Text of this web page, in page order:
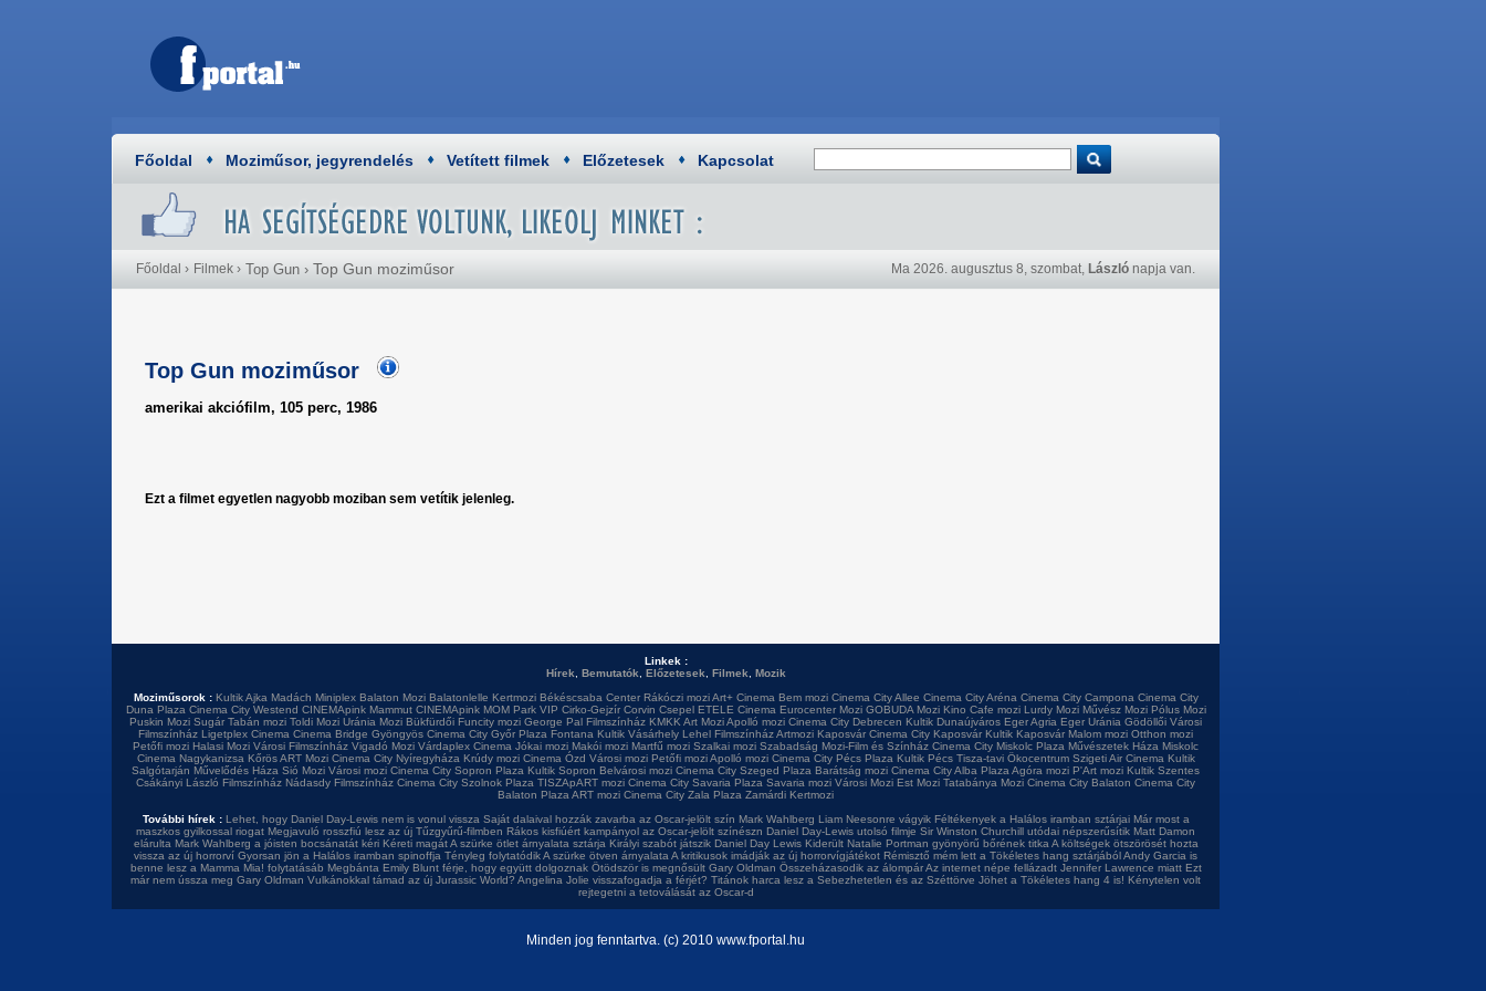
Főoldal Moziműsor, jegyrendelés Vetített filmek Előzetesek Kapcsolat
Főoldal › Filmek › Top Gun › Top Gun moziműsor Ma 2026. augusztus 8, szombat, László napja van.
Top Gun moziműsor
amerikai akciófilm, 105 perc, 1986
Ezt a filmet egyetlen nagyobb moziban sem vetítik jelenleg.
Linkek :
Hírek
Bemutatók Előzetesek Filmek
Mozik
Moziműsorok : Kultik Ajka Madách Miniplex Balaton Mozi Balatonlelle Kertmozi Békéscsaba Center Rákóczi mozi Art+ Cinema Bem mozi Cinema City Allee Cinema City Aréna Cinema City Campona Cinema City
Duna Plaza Cinema City Westend CINEMApink Mammut CINEMApink MOM Park VIP Cirko-Gejzír Corvin Csepel ETELE Cinema Eurocenter Mozi GOBUDA Mozi Kino Cafe mozi Lurdy Mozi Művész Mozi Pólus Mozi
Puskin Mozi Sugár Tabán mozi Toldi Mozi Uránia Mozi Bükfürdői Funcity mozi George Pal Filmszínház KMKK Art MoziApolló mozi Cinema City Debrecen Kultik Dunaújváros Eger Agria Eger Uránia Gödöllői Városi
Filmszínház Ligetplex Cinema Cinema Bridge Gyöngyös Cinema City Győr Plaza Fontana Kultik Vásárhely Lehel FilmszínházArtmozi Kaposvár Cinema City Kaposvár Kultik Kaposvár Malom mozi Otthon mozi
Petőfi mozi Halasi Mozi Városi Filmszínház Vigadó Mozi Várdaplex Cinema Jókai mozi Makói mozi Martfű mozi Szalkai mozi Szabadság Mozi-Film és Színház Cinema City Miskolc Plaza Művészetek Háza Miskolc
Cinema Nagykanizsa Kőrös ART Mozi Cinema City Nyíregyháza Krúdy mozi Cinema Ózd Városi mozi Petőfi mozi Apolló mozi Cinema City Pécs Plaza Kultik Pécs Tisza-tavi Ökocentrum Szigeti Air Cinema Kultik
Salgótarján Művelődés Háza Sió Mozi Városi mozi Cinema City Sopron Plaza Kultik Sopron Belvárosi mozi Cinema City Szeged Plaza Barátság mozi Cinema City Alba Plaza Agóra mozi P'Art mozi Kultik Szentes
Csákányi László Filmszínház Nádasdy Filmszínház Cinema City Szolnok Plaza TISZApART mozi Cinema City Savaria Plaza Savaria mozi Városi Mozi Est Mozi Tatabánya Mozi Cinema City Balaton Cinema City
Balaton Plaza ART mozi Cinema City Zala Plaza Zamárdi Kertmozi
További hírek : Lehet, hogy Daniel Day-Lewis nem is vonul vissza Saját dalaival hozzák zavarba az Oscar-jelölt szín Mark Wahlberg Liam Neesonre vágyik Féltékenyek a Halálos iramban sztárjai Már most a
maszkos gyilkossal riogat Megjavuló rosszfiú lesz az új Tűzgyűrű-filmben Rákos kisfiúért kampányol az Oscar-jelölt színészn Daniel Day-Lewis utolsó filmje Sir Winston Churchill utódai népszerűsítik Matt Damon
elárulta Mark Wahlberg a jóisten bocsánatát kéri Kéreti magát A szürke ötlet árnyalata sztárja Királyi szabót játszik Daniel Day Lewis Kiderült Natalie Portman gyönyörű bőrének titka A költségek ötszörösét hozta
vissza az új horrorví Gyorsan jön a Halálos iramban spinoffja Tényleg folytatódik A szürke ötven árnyalata A kritikusok imádják az új horrorvígjátékot Rémisztő mém lett a Tökéletes hang sztárjábólAndy Garcia is
benne lesz a Mamma Mia! folytatásáb Megbánta Emily Blunt férje, hogy együtt dolgoznak Ötödször is megnősült Gary Oldman Összeházasodik az álompár Az internet népe fellázadt Jennifer Lawrence miatt Ezt
már nem ússza meg Gary Oldman Vulkánokkal támad az új Jurassic World? Angelina Jolie visszafogadja a férjét? Titánok harca lesz a Sebezhetetlen és az Széttörve Jöhet a Tökéletes hang 4 is! Kénytelen volt
rejtegetni a tetoválását az Oscar-d
Minden jog fenntartva. (c) 2010 www.fportal.hu